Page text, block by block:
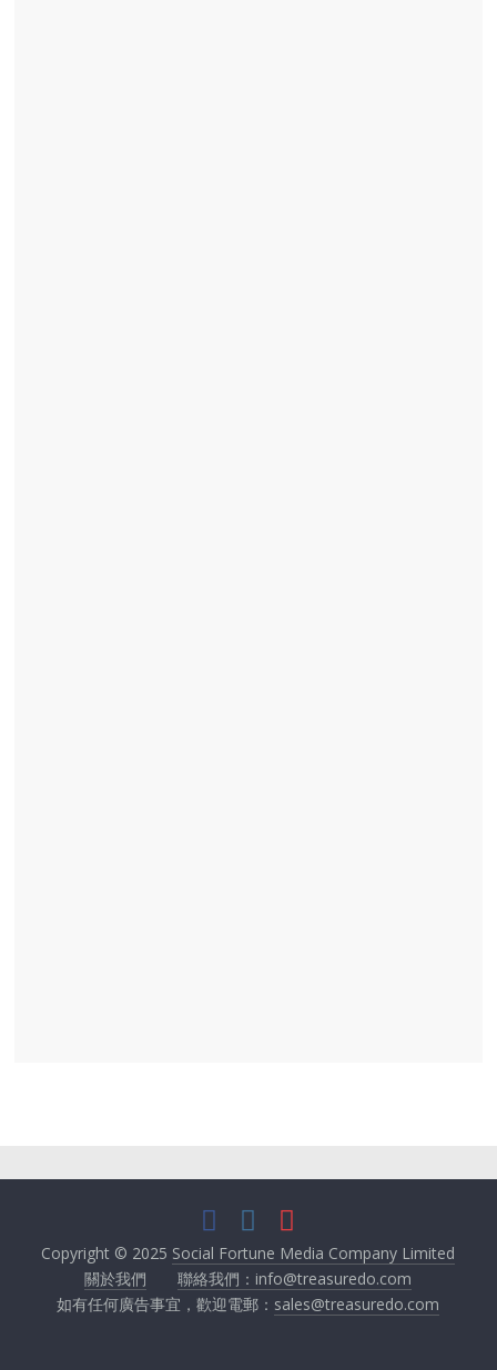
Copyright © 2025 Social Fortune Media Company Limited
關於我們
聯絡我們：info@treasuredo.com
如有任何廣告事宜，歡迎電郵： sales@treasuredo.com